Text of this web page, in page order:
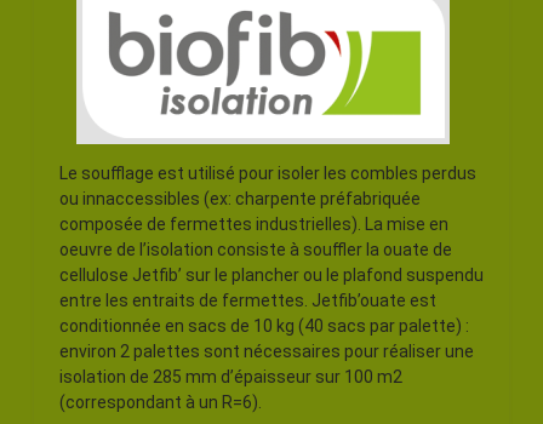
Le soufflage est utilisé pour isoler les combles perdus
ou innaccessibles (ex: charpente préfabriquée
composée de fermettes industrielles). La mise en
oeuvre de l’isolation consiste à souffler la ouate de
cellulose Jetfib’ sur le plancher ou le plafond suspendu
entre les entraits de fermettes. Jetfib’ouate est
conditionnée en sacs de 10 kg (40 sacs par palette) :
environ 2 palettes sont nécessaires pour réaliser une
isolation de 285 mm d’épaisseur sur 100 m2
(correspondant à un R=6).